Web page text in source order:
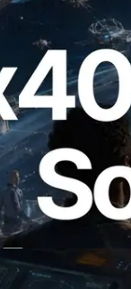
paient à la